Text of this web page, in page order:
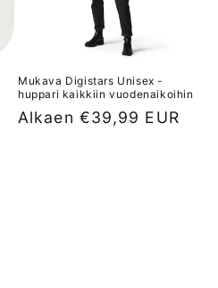
Mukava Digistars Unisex -
huppari kaikkiin vuodenaikoihin
Normaalihinta
Alkaen €39,99 EUR